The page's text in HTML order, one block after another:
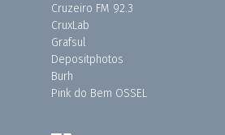
Cruzeiro FM 92.3
CruxLab
Grafsul
Depositphotos
Burh
Pink do Bem OSSEL